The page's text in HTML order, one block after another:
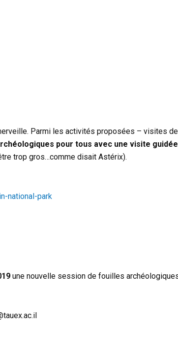
Parmi les activités proposées – visites
pour tous avec une visite guidée
trop gros…comme disait Astérix).
national-park
une nouvelle session de fouilles